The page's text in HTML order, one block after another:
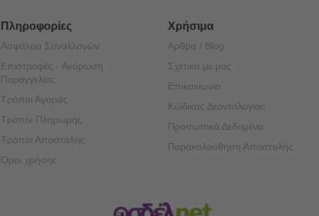
Πληροφορίες
Ασφάλεια Συναλλαγών
Επιστροφές - Ακύρωση
Παραγγελίας
Τρόποι Αγοράς
Τρόποι Πληρωμής
Τρόποι Αποστολής
Όροι χρήσης
Χρήσιμα
Άρθρα / Blog
Σχετικά με μας
Επικοινωνία
Κώδικας Δεοντολογίας
Προσωπικά Δεδομένα
Παρακολούθηση Αποστολής